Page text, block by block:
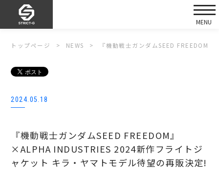
トップページ NEWS 『機動戦士ガンダムSEED FREEDOM
2024.05.18
『機動戦士ガンダムSEED FREEDOM』
×ALPHA INDUSTRIES 2024新作フライトジ
ャケット キラ・ヤマトモデル待望の再販決定!